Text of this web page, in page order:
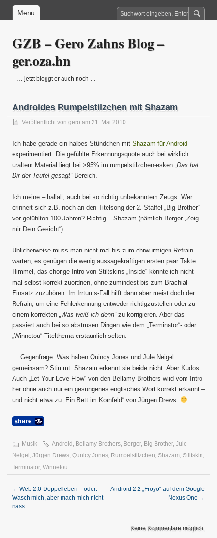
Menu
GZB – Gero Zahns Blog –
ger.oza.hn
… jetzt bloggt er auch noch …
Androides Rumpelstilzchen mit Shazam
Veröffentlicht von gero am 21. Mai 2010
Ich habe gerade ein halbes Stündchen mit Shazam für Android
experimentiert. Die gefühlte Erkennungsquote auch bei wirklich
uraltem Material liegt bei >95% im rumpelstilzchen-esken „Das hat
Dir der Teufel gesagt“-Bereich.
Ich meine – hallali, auch bei so richtig unbekanntem Zeugs. Wer
erinnert sich z.B. noch an den Titelsong der 2. Staffel „Big Brother“
vor gefühlten 100 Jahren? Richtig – Shazam (nämlich Berger „Zeig
mir Dein Gesicht“).
Üblicherweise muss man nicht mal bis zum ohrwurmigen Refrain
warten, es genügen die wenig aussagekräftigen ersten paar Takte.
Himmel, das chorige Intro von Stiltskins „Inside“ könnte ich nicht
mal selbst korrekt zuordnen, ohne zumindest bis zum Brachial-
Einsatz zuzuhören. Im Irrtums-Fall hilft dann aber meist doch der
Refrain, um eine Fehlerkennung entweder richtigzustellen oder zu
einem korrekten „Was weiß ich denn“zu korrigieren. Aber das
passiert auch bei so abstrusen Dingen wie dem „Terminator“- oder
„Winnetou“-Titelthema erstaunlich selten.
… Gegenfrage: Was haben Quincy Jones und Jule Neigel
gemeinsam? Stimmt: Shazam erkennt sie beide nicht. Aber Kudos:
Auch „Let Your Love Flow“ von den Bellamy Brothers wird vom Intro
her ohne auch nur ein gesungenes englisches Wort korrekt erkannt –
und nicht etwa zu „Ein Bett im Kornfeld“ von Jürgen Drews.
Musik Android , Bellamy Brothers, Berger, Big Brother, Jule
Neigel , Jürgen Drews, Qunicy Jones, Rumpelstilzchen, Shazam, Stiltskin,
Terminator, Winnetou
← Web 2.0-Doppelleben – oder:
Wasch mich, aber mach mich nicht
nass
Android 2.2 „Froyo“ auf dem Google
Nexus One →
Keine Kommentare möglich.